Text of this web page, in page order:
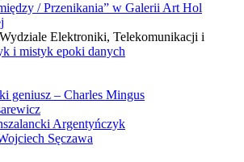
/ Przenikania” w Galerii Art Hol
Elektroniki, Telekomunikacji i
i mistyk epoki danych
geniusz – Charles Mingus
Argentyńczyk
Sęczawa